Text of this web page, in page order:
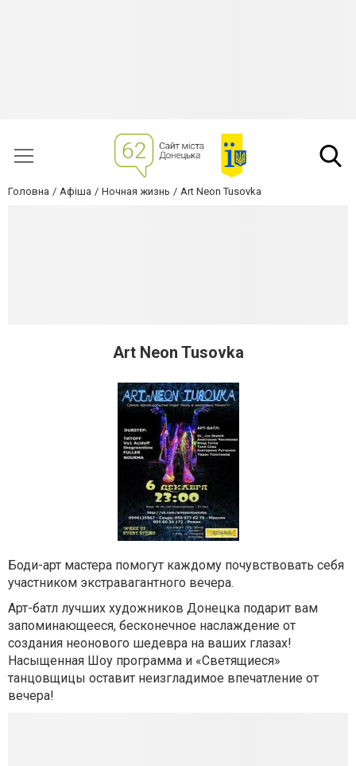
Головна Афіша Ночная жизнь Art Neon Tusovka
Art Neon Tusovka
Боди-арт мастера помогут каждому почувствовать себя
участником экстравагантного вечера.
Арт-батл лучших художников Донецка подарит вам
запоминающееся, бесконечное наслаждение от
создания неонового шедевра на ваших глазах!
Насыщенная Шоу программа и «Светящиеся»
танцовщицы оставит неизгладимое впечатление от
вечера!